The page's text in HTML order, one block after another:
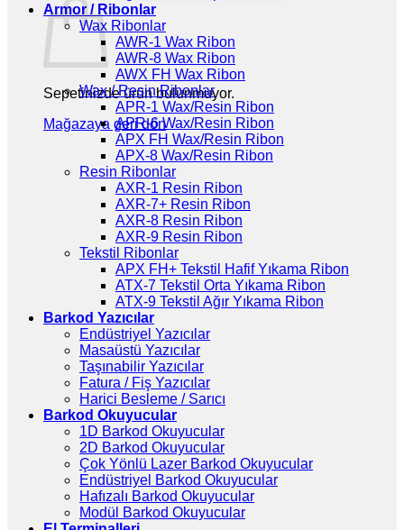
Sepetinizde ürün bulunmuyor.
Mağazaya geri dön
Armor / Ribonlar
Wax Ribonlar
AWR-1 Wax Ribon
AWR-8 Wax Ribon
AWX FH Wax Ribon
Wax / Resin Ribonlar
APR-1 Wax/Resin Ribon
APR-6 Wax/Resin Ribon
APX FH Wax/Resin Ribon
APX-8 Wax/Resin Ribon
Resin Ribonlar
AXR-1 Resin Ribon
AXR-7+ Resin Ribon
AXR-8 Resin Ribon
AXR-9 Resin Ribon
Tekstil Ribonlar
APX FH+ Tekstil Hafif Yıkama Ribon
ATX-7 Tekstil Orta Yıkama Ribon
ATX-9 Tekstil Ağır Yıkama Ribon
Barkod Yazıcılar
Endüstriyel Yazıcılar
Masaüstü Yazıcılar
Taşınabilir Yazıcılar
Fatura / Fiş Yazıcılar
Harici Besleme / Sarıcı
Barkod Okuyucular
1D Barkod Okuyucular
2D Barkod Okuyucular
Çok Yönlü Lazer Barkod Okuyucular
Endüstriyel Barkod Okuyucular
Hafızalı Barkod Okuyucular
Modül Barkod Okuyucular